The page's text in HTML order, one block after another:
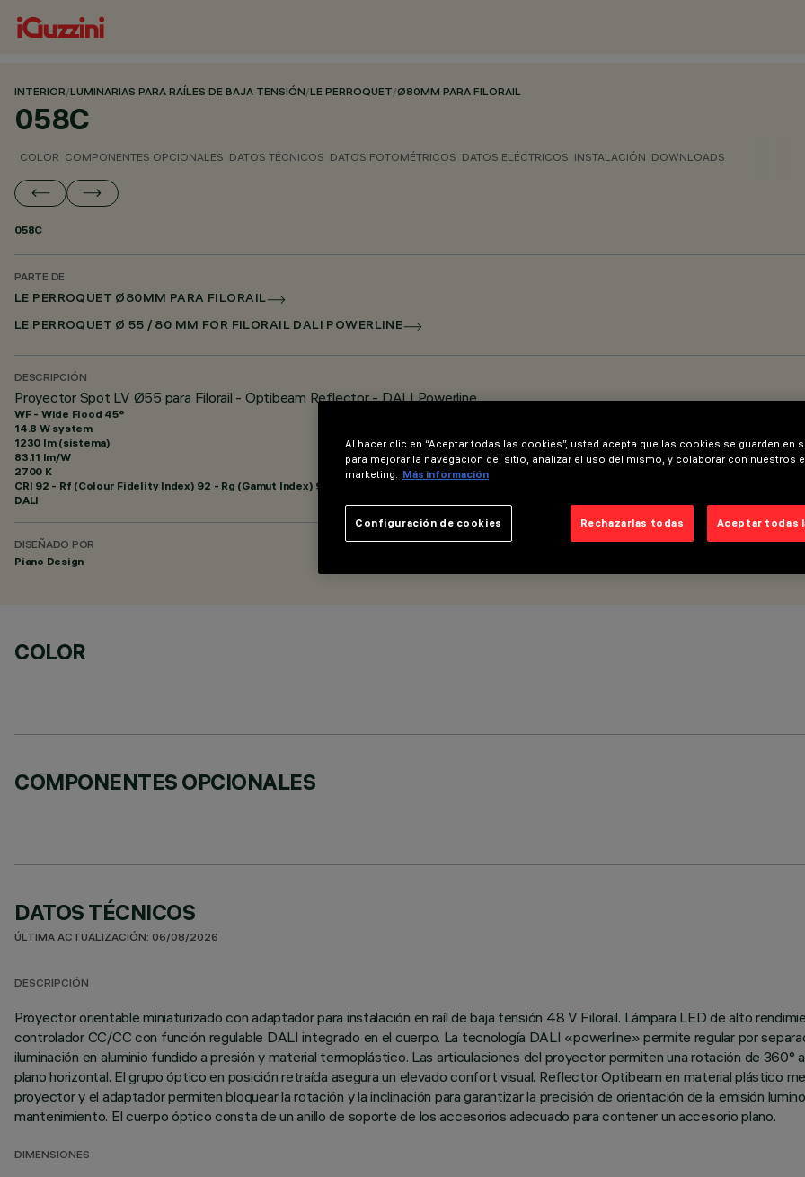
INTERIOR/LUMINARIAS PARA RAÍLES DE BAJA TENSIÓN/LE PERROQUET/Ø80MM PARA FILORAIL
058C
COLOR COMPONENTES OPCIONALES DATOS TÉCNICOS DATOS FOTOMÉTRICOS DATOS ELÉCTRICOS INSTALACIÓN DOWNLOADS
058C
PARTE DE
LE PERROQUET Ø80MM PARA FILORAIL
LE PERROQUET Ø 55 / 80 MM FOR FILORAIL DALI POWERLINE
DESCRIPCIÓN
Proyector Spot LV Ø55 para Filorail - Optibeam Reflector - DALI Powerline
WF - Wide Flood 45°
14.8 W system
1230 lm (sistema)
83.11 lm/W
2700 K
CRI 92 - Rf (Colour Fidelity Index) 92 - Rg (Gamut Index) 99
DALI
DISEÑADO POR
Piano Design
COLOR
COMPONENTES OPCIONALES
DATOS TÉCNICOS
ÚLTIMA ACTUALIZACIÓN: 06/08/2026
DESCRIPCIÓN
Proyector orientable miniaturizado con adaptador para instalación en raíl de baja tensión 48 V Filorail. Lámpara LED de alto
controlador CC/CC con función regulable DALI integrado en el cuerpo. La tecnología DALI «powerline» permite regular por
iluminación en aluminio fundido a presión y material termoplástico. Las articulaciones del proyector permiten una rotación de
plano horizontal. El grupo óptico en posición retraída asegura un elevado confort visual. Reflector Optibeam en material plástico
proyector y el adaptador permiten bloquear la rotación y la inclinación para garantizar la precisión de orientación de la emisión
mantenimiento. El cuerpo óptico consta de un anillo de soporte de los accesorios adecuado para contener un accesorio plano.
DIMENSIONES
Al hacer clic en “Aceptar todas las cookies”, usted acepta que las cookies se guarden en
para mejorar la navegación del sitio, analizar el uso del mismo, y colaborar con nuestros
marketing. Más información
Rechazarlas todas Aceptar todas
Configuración de cookies